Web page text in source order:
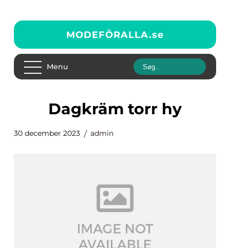
MODEFÖRALLA.se
Menu
dagkräm torr hy
30 december 2023 admin